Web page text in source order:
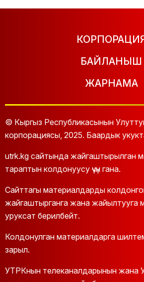
БАЙЛАНЫШ
ЖАРНАМА
© Кыргыз Республикасынын Улуттук
корпорациясы, 2025. Баардык
utrk.kg сайтында жайгаштырылган
тараптын колдонуусу үчүн гана.
Сайттагы материалдарды
жайгаштырганга жана жайылтууга
уруксат берилбейт.
Колдонулган материалдарга
зарыл.
УТРКнын телеканалдарынын жана